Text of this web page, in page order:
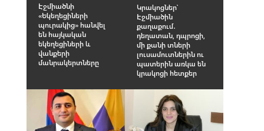
Էջմիածնի
«Եկեղեցիների
պուրակից» հանվել
են հայկական
եկեղեցիների և
վանքերի
մանրակերտները
Կրակոցներ՝
Էջմիածին
քաղաքում․
դեղատան, դպրոցի,
մի քանի տների
լուսամուտներին ու
պատերին առկա են
կրակոցի հետքեր